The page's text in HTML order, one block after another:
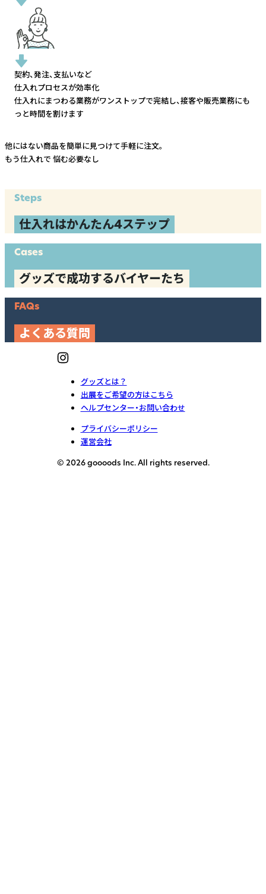
契約、発注、支払いなど
仕入れプロセスが効率化
仕入れにまつわる業務がワンストップで完結し、接客や販売業務にも
っと時間を割けます
他にはない商品を簡単に見つけて手軽に注文。
もう仕入れで 悩む必要なし
Steps
仕入れはかんたん4ステップ
Cases
グッズで成功するバイヤーたち
FAQs
よくある質問
グッズとは？
出展をご希望の方はこちら
ヘルプセンター・お問い合わせ
プライバシーポリシー
運営会社
© 2026 goooods Inc. All rights reserved.